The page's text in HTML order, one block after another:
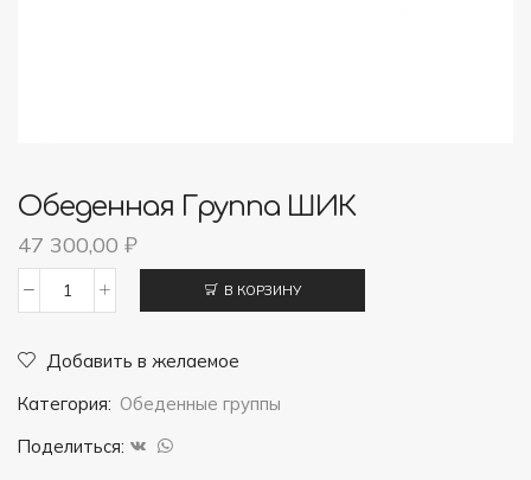
Обеденная Группа ШИК
47 300,00 ₽
Обеденная
группа
ШИК
В КОРЗИНУ
Добавить в желаемое
Категория: Обеденные группы
Поделиться: